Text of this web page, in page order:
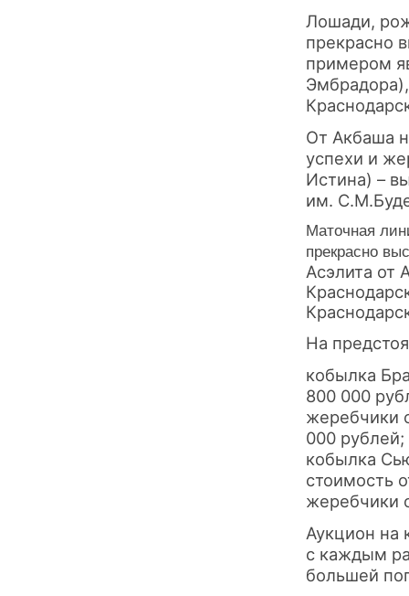
Лошади,
прекрасно
примером
От Акбаша
успехи и
Иcтинa) –
им.
Маточная
прекрасно
Аcэлитa от
На
кобылка
800 000
жеребчики
000 рублей;
кобылка
стоимость
жеребчики
Аукцион на
с каждым
большей